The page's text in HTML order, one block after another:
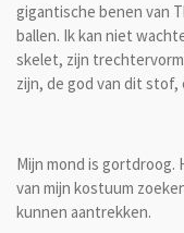
gigantische benen van
ballen. Ik kan niet
skelet, zijn
zijn, de god van dit stof,
Mijn mond is gortdroog.
van mijn kostuum
kunnen aantrekken.